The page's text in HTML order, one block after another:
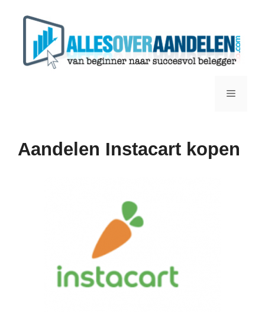
Menu
Aandelen Instacart kopen